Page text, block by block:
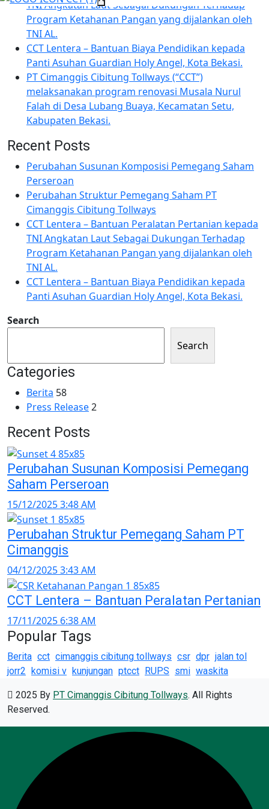
TNI Angkatan Laut Sebagai Dukungan Terhadap
Program Ketahanan Pangan yang dijalankan oleh
TNI AL.
CCT Lentera – Bantuan Biaya Pendidikan kepada
Panti Asuhan Guardian Holy Angel, Kota Bekasi.
PT Cimanggis Cibitung Tollways (“CCT”)
melaksanakan program renovasi Musala Nurul
Falah di Desa Lubang Buaya, Kecamatan Setu,
Kabupaten Bekasi.
Recent Posts
Perubahan Susunan Komposisi Pemegang Saham
Perseroan
Perubahan Struktur Pemegang Saham PT
Cimanggis Cibitung Tollways
CCT Lentera – Bantuan Peralatan Pertanian kepada
TNI Angkatan Laut Sebagai Dukungan Terhadap
Program Ketahanan Pangan yang dijalankan oleh
TNI AL.
CCT Lentera – Bantuan Biaya Pendidikan kepada
Panti Asuhan Guardian Holy Angel, Kota Bekasi.
Search
Search
Categories
Berita 58
Press Release2
Recent Posts
Perubahan Susunan Komposisi Pemegang
Saham Perseroan
15/12/2025 3:48 AM
Perubahan Struktur Pemegang Saham PT
Cimanggis
04/12/2025 3:43 AM
CCT Lentera – Bantuan Peralatan Pertanian
17/11/2025 6:38 AM
Popular Tags
Berita cct cimanggis cibitung tollways csr dpr jalan tol
jorr2
komisi v kunjungan ptcct RUPS smi waskita
2025 By PT Cimanggis Cibitung Tollways. All Rights
Reserved.